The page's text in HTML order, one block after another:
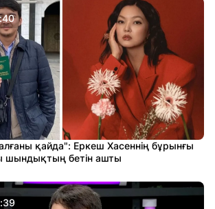
қайда": Еркеш Хасеннің бұрынғы
шындықтың бетін ашты